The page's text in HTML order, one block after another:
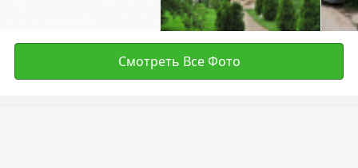
Смотреть Все Фото